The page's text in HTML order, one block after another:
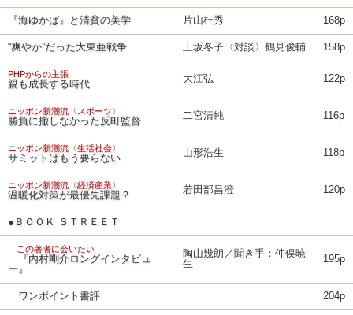
『海ゆかば』と清貧の美学 片山杜秀 168p
“爽やか”だった大東亜戦争 上坂冬子〈対談〉鶴見俊輔 158p
PHPからの主張
親も成長する時代 大江弘 122p
ニッポン新潮流〈スポーツ〉
勝負に撤しなかった反町監督 二宮清純 116p
ニッポン新潮流〈生活社会〉
サミットはもう要らない 山形浩生 118p
ニッポン新潮流〈経済産業〉
温暖化対策が最優先課題？ 若田部昌澄 120p
●ＢＯＯＫ ＳＴＲＥＥＴ
この著者に会いたい
『内村剛介ロングインタビュ
ー』
陶山幾朗／聞き手：仲俣暁
生
195p
ワンポイント書評 204p